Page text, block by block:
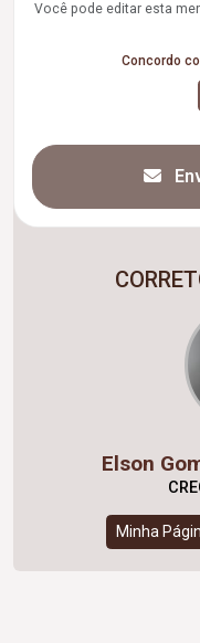
Você pode editar esta
Concordo
Elson
Minha